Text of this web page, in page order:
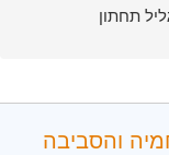
תחתון
והסביבה